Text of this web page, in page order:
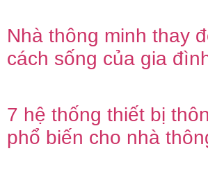
Nhà thông minh thay
cách sống của gia
7 hệ thống thiết bị
phổ biến cho nhà